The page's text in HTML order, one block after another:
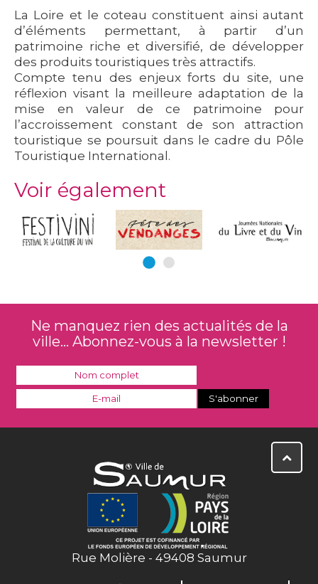
La Loire et le coteau constituent ainsi autant
d’éléments permettant, à partir d’un
patrimoine riche et diversifié, de développer
des produits touristiques très attractifs.
Compte tenu des enjeux forts du site, une
réflexion visant la meilleure adaptation de la
mise en valeur de ce patrimoine pour
l’accroissement constant de son attraction
touristique se poursuit dans le cadre du Pôle
Touristique International.
Voir également
Ne manquez rien des actualités de la
ville... Abonnez-vous à la newsletter !
Rue Molière - 49408 Saumur